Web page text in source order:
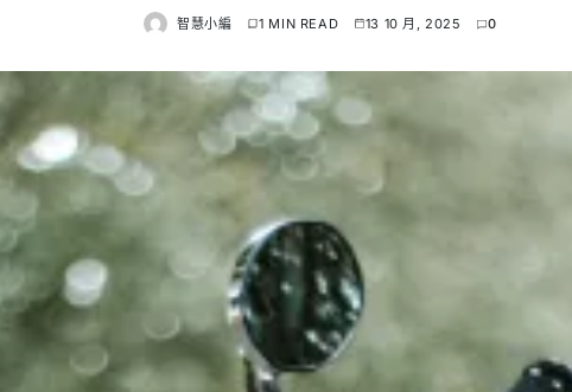
智慧小編 1 MIN READ 13 10 月, 2025 0